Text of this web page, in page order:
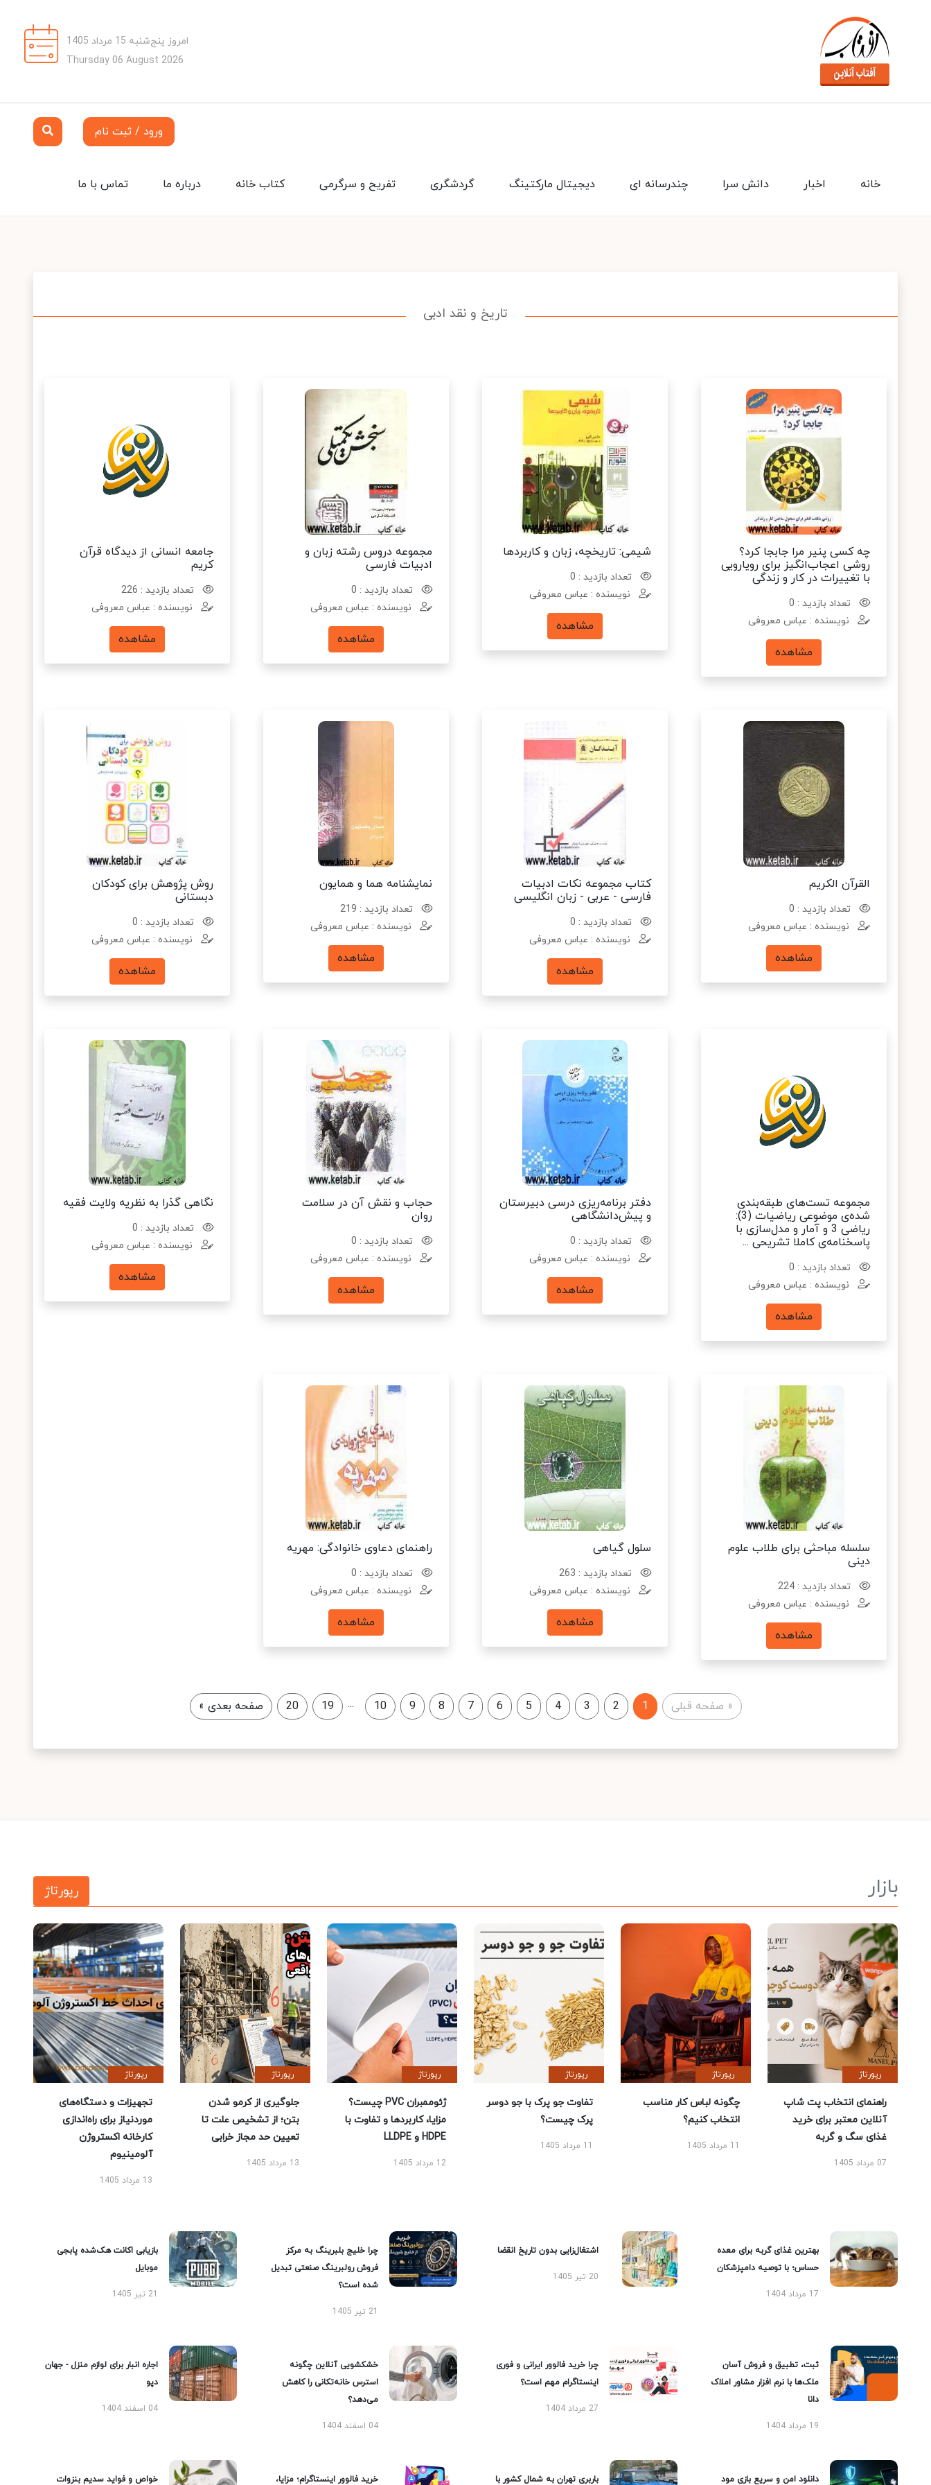
امروز پنج‌شنبه 15 مرداد 1405
Thursday 06 August 2026
ورود / ثبت نام
تماس با ما درباره ما کتاب خانه تفریح و سرگرمی گردشگری دیجیتال مارکتینگ چندرسانه ای دانش سرا اخبار خانه
تاریخ و نقد ادبی
چه کسی پنیر مرا جابجا کرد؟
روشی اعجاب‌انگیز برای رویارویی
با تغییرات در کار و زندگی
تعداد بازدید : 0
نویسنده : عباس معروفی
مشاهده
شیمی: تاریخچه، زبان و کاربردها
تعداد بازدید : 0
نویسنده : عباس معروفی
مشاهده
مجموعه دروس رشته زبان و
ادبیات فارسی
تعداد بازدید : 0
نویسنده : عباس معروفی
مشاهده
جامعه انسانی از دیدگاه قرآن
کریم
تعداد بازدید : 226
نویسنده : عباس معروفی
مشاهده
القرآن الکریم
تعداد بازدید : 0
نویسنده : عباس معروفی
مشاهده
کتاب مجموعه نکات ادبیات
فارسی - عربی - زبان انگلیسی
تعداد بازدید : 0
نویسنده : عباس معروفی
مشاهده
نمایشنامه هما و همایون
تعداد بازدید : 219
نویسنده : عباس معروفی
مشاهده
روش پژوهش برای کودکان
دبستانی
تعداد بازدید : 0
نویسنده : عباس معروفی
مشاهده
مجموعه تست‌های طبقه‌بندی
شده‌ی موضوعی ریاضیات (3):
ریاضی 3 و آمار و مدل‌سازی با
پاسخنامه‌ی کاملا تشریحی ...
تعداد بازدید : 0
نویسنده : عباس معروفی
مشاهده
دفتر برنامه‌ریزی درسی دبیرستان
و پیش‌دانشگاهی
تعداد بازدید : 0
نویسنده : عباس معروفی
مشاهده
حجاب و نقش آن در سلامت
روان
تعداد بازدید : 0
نویسنده : عباس معروفی
مشاهده
نگاهی گذرا به نظریه ولایت فقیه
تعداد بازدید : 0
نویسنده : عباس معروفی
مشاهده
سلسله مباحثی برای طلاب علوم
دینی
تعداد بازدید : 224
نویسنده : عباس معروفی
مشاهده
سلول گیاهی
تعداد بازدید : 263
نویسنده : عباس معروفی
مشاهده
راهنمای دعاوی خانوادگی: مهریه
تعداد بازدید : 0
نویسنده : عباس معروفی
مشاهده
« صفحه قبلی 1
2
3
4
5
6
7
8
9
10
...
19
20 صفحه بعدی »
بازار رپورتاژ
رپورتاژ
راهنمای انتخاب پت شاپ
آنلاین معتبر برای خرید
غذای سگ و گربه
07 مرداد 1405
رپورتاژ
چگونه لباس کار مناسب
انتخاب کنیم؟
11 مرداد 1405
رپورتاژ
تفاوت جو پرک با جو دوسر
پرک چیست؟
11 مرداد 1405
رپورتاژ
ژئوممبران PVC چیست؟
مزایا، کاربردها و تفاوت با
HDPE و LLDPE
12 مرداد 1405
رپورتاژ
جلوگیری از کرمو شدن
بتن؛ از تشخیص علت تا
تعیین حد مجاز خرابی
13 مرداد 1405
رپورتاژ
تجهیزات و دستگاه‌های
موردنیاز برای راه‌اندازی
کارخانه اکستروژن
آلومینیوم
13 مرداد 1405
بهترین غذای گربه برای معده
حساس؛ با توصیه دامپزشکان
17 مرداد 1404
اشتغال‌زایی بدون تاریخ انقضا
20 تیر 1405
چرا خلیج بلبرینگ به مرکز
فروش رولبرینگ صنعتی تبدیل
شده است؟
21 تیر 1405
بازیابی اکانت هک‌شده پابجی
موبایل
21 تیر 1405
ثبت، تطبیق و فروش آسان
ملک‌ها با نرم افزار مشاور املاک
دانا
19 مرداد 1404
چرا خرید فالوور ایرانی و فوری
اینستاگرام مهم است؟
27 مرداد 1404
خشکشویی آنلاین چگونه
استرس خانه‌تکانی را کاهش
می‌دهد؟
04 اسفند 1404
اجاره انبار برای لوازم منزل - جهان
دپو
04 اسفند 1404
دانلود امن و سریع بازی مود باربری تهران به شمال کشور با خرید فالوور اینستاگرام؛ مزایا، خواص و فواید سدیم بنزوات